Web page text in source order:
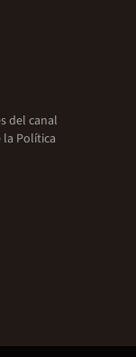
del canal
la Política